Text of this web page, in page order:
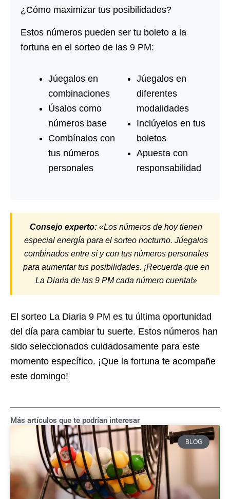
¿Cómo maximizar tus posibilidades?
Estos números pueden ser tu boleto a la
fortuna en el sorteo de las 9 PM:
Júegalos en
combinaciones
Úsalos como
números base
Combínalos con
tus números
personales
Júegalos en
diferentes
modalidades
Inclúyelos en tus
boletos
Apuesta con
responsabilidad
Consejo experto: «Los números de hoy tienen
especial energía para el sorteo nocturno. Júegalos
combinados entre sí y con tus números personales
para aumentar tus posibilidades. ¡Recuerda que en
La Diaria de las 9 PM cada número cuenta!»
El sorteo La Diaria 9 PM es tu última oportunidad
del día para cambiar tu suerte. Estos números han
sido seleccionados cuidadosamente para este
momento específico. ¡Que la fortuna te acompañe
este domingo!
Más artículos que te podrían interesar
BLOG